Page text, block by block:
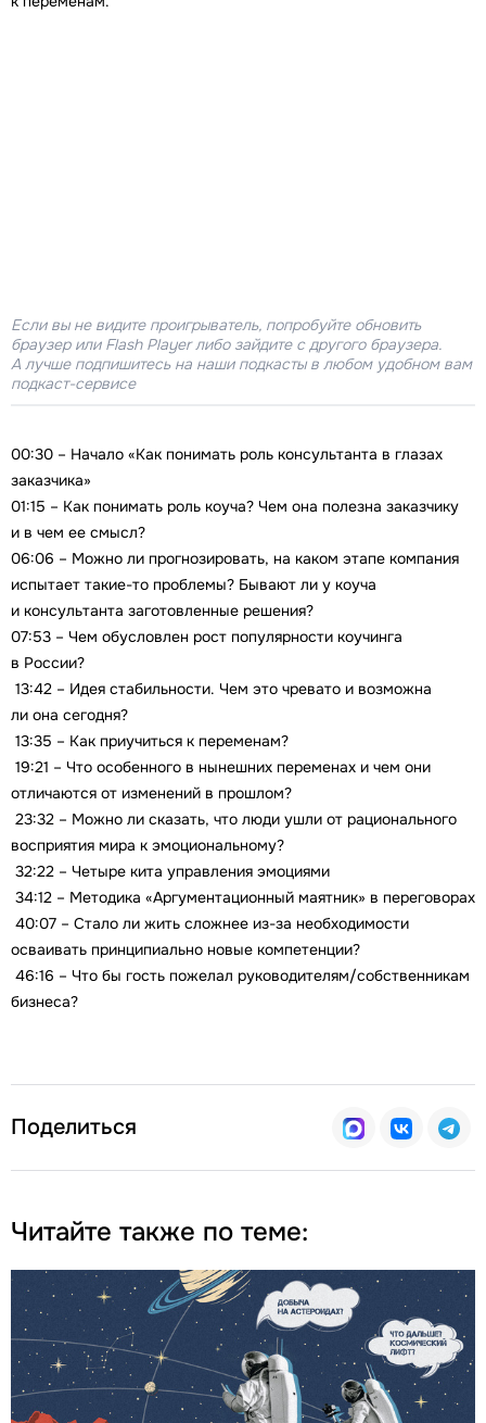
Если вы не видите проигрыватель, попробуйте обновить
браузер или Flash Player либо зайдите с другого браузера.
А лучше подпишитесь на наши подкасты в любом удобном вам
подкаст-сервисе
00:30 – Начало «Как понимать роль консультанта в глазах
заказчика»
01:15 – Как понимать роль коуча? Чем она полезна заказчику
и в чем ее смысл?
06:06 – Можно ли прогнозировать, на каком этапе компания
испытает такие-то проблемы? Бывают ли у коуча
и консультанта заготовленные решения?
07:53 – Чем обусловлен рост популярности коучинга
в России?
13:42 – Идея стабильности. Чем это чревато и возможна
ли она сегодня?
13:35 – Как приучиться к переменам?
19:21 – Что особенного в нынешних переменах и чем они
отличаются от изменений в прошлом?
23:32 – Можно ли сказать, что люди ушли от рационального
восприятия мира к эмоциональному?
32:22 – Четыре кита управления эмоциями
34:12 – Методика «Аргументационный маятник» в переговорах
40:07 – Стало ли жить сложнее из-за необходимости
осваивать принципиально новые компетенции?
46:16 – Что бы гость пожелал руководителям/собственникам
бизнеса?
Поделиться
Читайте также по теме: